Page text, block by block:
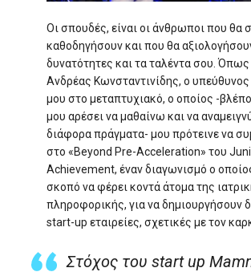
Οι σπουδές, είναι οι άνθρωποι που θα
καθοδηγήσουν και που θα
δυνατότητες και τα ταλέντα σου. Όπως
Ανδρέας Κωνσταντινίδης, ο
μου στο μεταπτυχιακό, ο οποίος -
μου αρέσει να μαθαίνω και να
διάφορα πράγματα- μου πρότεινε να
στο «Beyond Pre-Acceleration» του
Achievement, έναν διαγωνισμό ο
σκοπό να φέρει κοντά άτομα της
πληροφορικής, για να δημιουργήσουν
start-up εταιρείες, σχετικές με τον
Στόχος του start up